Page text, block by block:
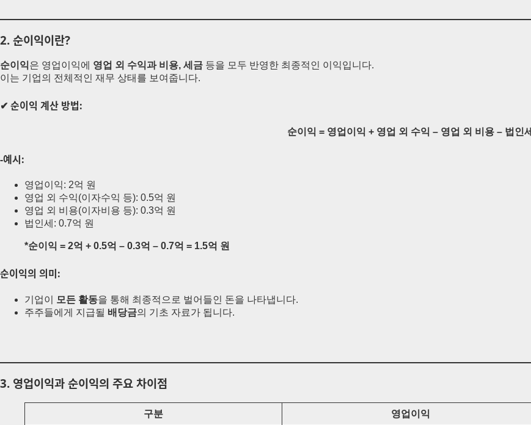
2. 순이익이란?
순이익은 영업이익에 영업 외 수익과 비용, 세금 등을 모두 반영한 최종적인 이익입니다.
이는 기업의 전체적인 재무 상태를 보여줍니다.
✔ 순이익 계산 방법:
순이익 = 영업이익 + 영업 외 수익 – 영업 외 비용 – 법인세
-예시:
영업이익: 2억 원
영업 외 수익(이자수익 등): 0.5억 원
영업 외 비용(이자비용 등): 0.3억 원
법인세: 0.7억 원
*순이익 = 2억 + 0.5억 – 0.3억 – 0.7억 = 1.5억 원
순이익의 의미:
기업이 모든 활동을 통해 최종적으로 벌어들인 돈을 나타냅니다.
주주들에게 지급될 배당금의 기초 자료가 됩니다.
3. 영업이익과 순이익의 주요 차이점
구분 영업이익